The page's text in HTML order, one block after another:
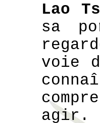
Lao
sa
voie
agir.